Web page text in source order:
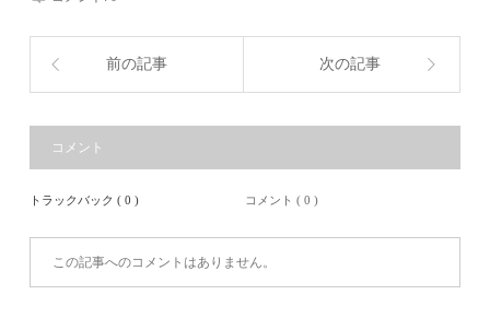
前の記事 次の記事
コメント
トラックバック ( 0 ) コメント ( 0 )
この記事へのコメントはありません。